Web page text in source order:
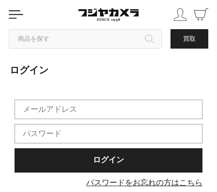
商品を探す 買取
カテゴリから探す
中古品を探す
ログイン
パスワードをお忘れの方はこちら